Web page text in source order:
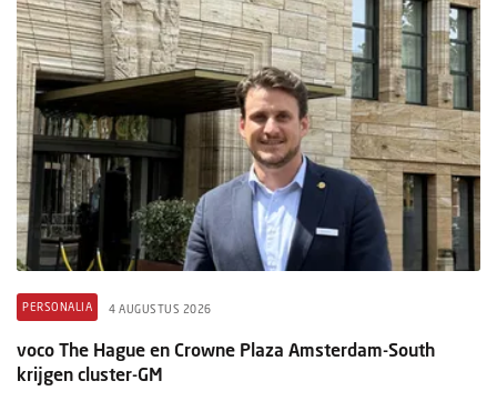
PERSONALIA 4 AUGUSTUS 2026
voco The Hague en Crowne Plaza Amsterdam-South
krijgen cluster-GM